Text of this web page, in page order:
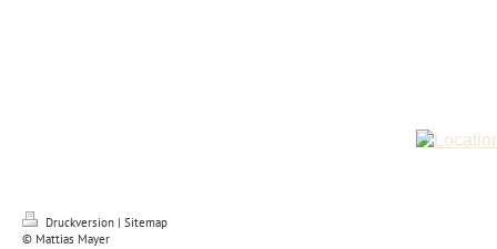
Druckversion | Sitemap
© Mattias Mayer